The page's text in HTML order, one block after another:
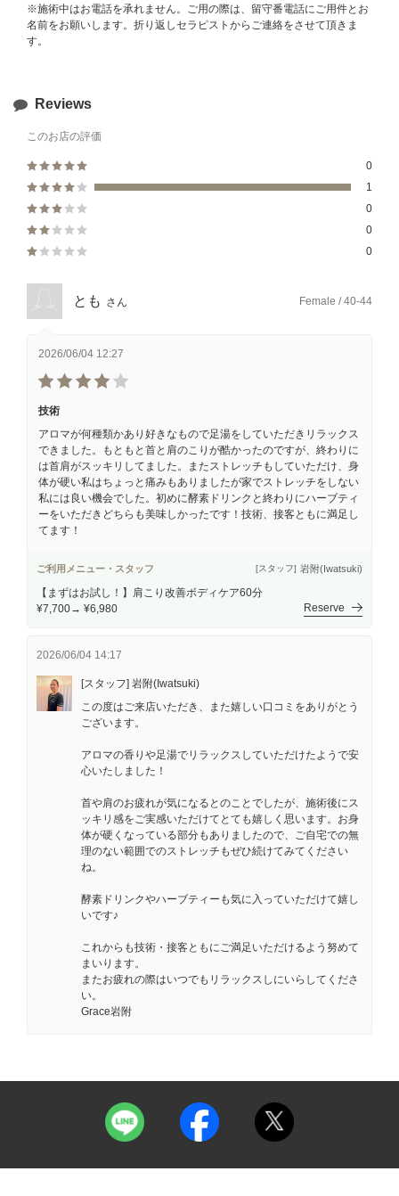
※施術中はお電話を承れません。ご用の際は、留守番電話にご用件とお
名前をお願いします。折り返しセラピストからご連絡をさせて頂きま
す。
Reviews
このお店の評価
0
1
0
0
0
とも さん Female / 40-44
2026/06/04 12:27
技術
アロマが何種類かあり好きなもので足湯をしていただきリラックス
できました。もともと首と肩のこりが酷かったのですが、終わりに
は首肩がスッキリしてました。またストレッチもしていただけ、身
体が硬い私はちょっと痛みもありましたが家でストレッチをしない
私には良い機会でした。初めに酵素ドリンクと終わりにハーブティ
ーをいただきどちらも美味しかったです！技術、接客ともに満足し
てます！
ご利用メニュー・スタッフ [スタッフ] 岩附(Iwatsuki)
【まずはお試し！】肩こり改善ボディケア60分
¥7,700→ ¥6,980
Reserve
2026/06/04 14:17
[スタッフ] 岩附(Iwatsuki)
この度はご来店いただき、また嬉しい口コミをありがとう
ございます。
アロマの香りや足湯でリラックスしていただけたようで安
心いたしました！
首や肩のお疲れが気になるとのことでしたが、施術後にス
ッキリ感をご実感いただけてとても嬉しく思います。お身
体が硬くなっている部分もありましたので、ご自宅での無
理のない範囲でのストレッチもぜひ続けてみてください
ね。
酵素ドリンクやハーブティーも気に入っていただけて嬉し
いです♪
これからも技術・接客ともにご満足いただけるよう努めて
まいります。
またお疲れの際はいつでもリラックスしにいらしてくださ
い。
Grace岩附